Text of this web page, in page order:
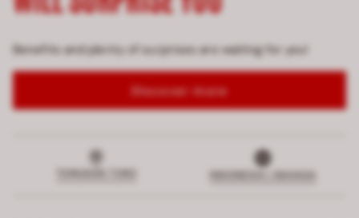
Benefits and plenty of surprises are waiting for you!
Discover more
INDONESIA | BAHASA